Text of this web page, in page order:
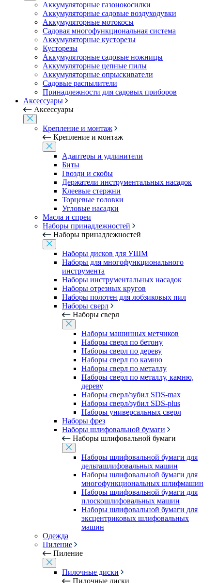
Аккумуляторные газонокосилки
Аккумуляторные садовые воздуходувки
Аккумуляторные мотокосы
Садовая многофункциональная система
Аккумуляторные кусторезы
Кусторезы
Аккумуляторные садовые ножницы
Аккумуляторные цепные пилы
Аккумуляторные опрыскиватели
Садовые распылители
Принадлежности для садовых приборов
Аксессуары
Аксессуары
Крепление и монтаж
Крепление и монтаж
Адаптеры и удлинители
Биты
Гвозди и скобы
Держатели инструментальных насадок
Клеевые стержни
Торцевые головки
Угловые насадки
Масла и спреи
Наборы принадлежностей
Наборы принадлежностей
Наборы дисков для УШМ
Наборы для многофункционального
инструмента
Наборы инструментальных насадок
Наборы отрезных кругов
Наборы полотен для лобзиковых пил
Наборы сверл
Наборы сверл
Наборы машинных метчиков
Наборы сверл по бетону
Наборы сверл по дереву
Наборы сверл по камню
Наборы сверл по металлу
Наборы сверл по металлу, камню,
дереву
Наборы сверл/зубил SDS-max
Наборы сверл/зубил SDS-plus
Наборы универсальных сверл
Наборы фрез
Наборы шлифовальной бумаги
Наборы шлифовальной бумаги
Наборы шлифовальной бумаги для
дельташлифовальных машин
Наборы шлифовальной бумаги для
многофункциональных шлифмашин
Наборы шлифовальной бумаги для
плоскошлифовальных машин
Наборы шлифовальной бумаги для
эксцентриковых шлифовальных
машин
Одежда
Пиление
Пиление
Пилочные диски
Пилочные диски